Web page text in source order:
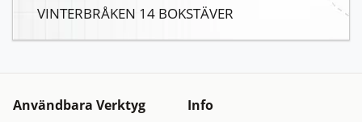
VINTERBRÅKEN 14 BOKSTÄVER
Användbara Verktyg Info